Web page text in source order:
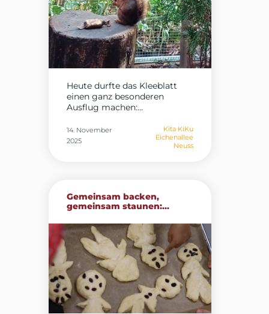
Heute durfte das Kleeblatt
einen ganz besonderen
Ausflug machen:...
14. November
2025
Kita KiKu
Eichenallee
Neuss
Gemeinsam backen,
gemeinsam staunen:...